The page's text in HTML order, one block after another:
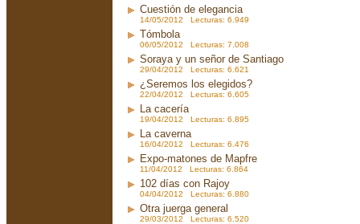
Cuestión de elegancia
14/05/2012 Lecturas: 6.949
Tómbola
06/05/2012 Lecturas: 7.008
Soraya y un señor de Santiago
29/04/2012 Lecturas: 6.621
¿Seremos los elegidos?
22/04/2012 Lecturas: 6.605
La cacería
19/04/2012 Lecturas: 6.895
La caverna
16/04/2012 Lecturas: 6.476
Expo-matones de Mapfre
11/04/2012 Lecturas: 6.864
102 días con Rajoy
04/04/2012 Lecturas: 6.880
Otra juerga general
29/03/2012 Lecturas: 6.520